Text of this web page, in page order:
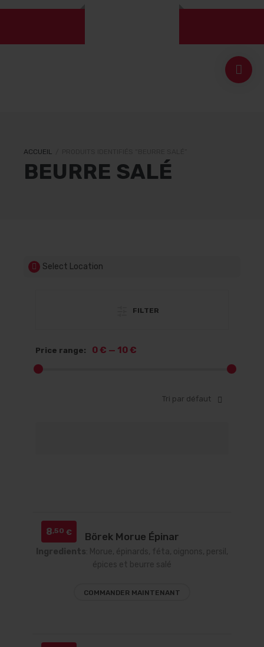
Un lien permettant de définir un
S’ENREGISTRER
ACCUEIL
BEURRE SALÉ
Select Location
FILTER
Price range: 0 € — 10 €
Tri par défaut
Börek Morue Épinar
Ingredients: Morue, épinards, féta, oignons, persil,
épices et beurre salé
8,50 €
COMMANDER MAINTENANT